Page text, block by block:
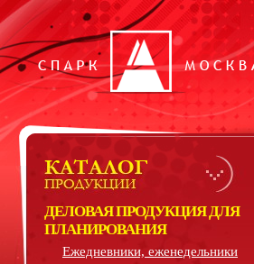
ДЕЛОВАЯ ПРОДУКЦИЯ ДЛЯ
ПЛАНИРОВАНИЯ
Ежедневники, еженедельники